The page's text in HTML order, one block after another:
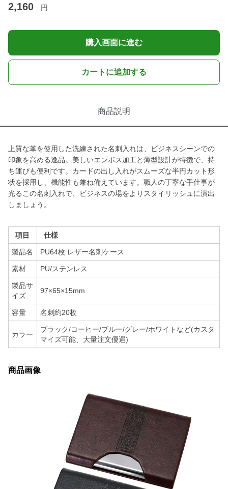
2,160 円
購入画面に進む
カートに追加する
商品説明
上質な革を使用した洗練された名刺入れは、ビジネスシーンでの
印象を高める逸品。美しいエンボス加工と薄型設計が特徴で、持
ち運びも便利です。カードの出し入れがスムーズな半円カット形
状を採用し、機能性も兼ね備えています。職人の丁寧な手仕事が
光るこの名刺入れで、ビジネスの場をよりスタイリッシュに演出
しましょう。
項目 仕様
製品名 PU64枚 レザー名刺ケース
素材 PU/ステンレス
製品サ
イズ
97×65×15mm
容量 名刺約20枚
カラー
ブラック/コーヒー/ブルー/グレー/ホワイトなど(カスタ
マイズ可能、大量注文優遇)
商品画像